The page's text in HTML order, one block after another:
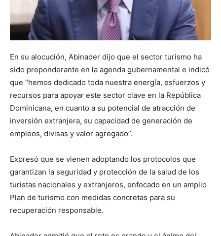
En su alocución, Abinader dijo que el sector turismo ha
sido preponderante en la agenda gubernamental e indicó
que “hemos dedicado toda nuestra energía, esfuerzos y
recursos para apoyar este sector clave en la República
Dominicana, en cuanto a su potencial de atracción de
inversión extranjera, su capacidad de generación de
empleos, divisas y valor agregado”.
Expresó que se vienen adoptando los protocolos que
garantizan la seguridad y protección de la salud de los
turistas nacionales y extranjeros, enfocado en un amplio
Plan de turismo con medidas concretas para su
recuperación responsable.